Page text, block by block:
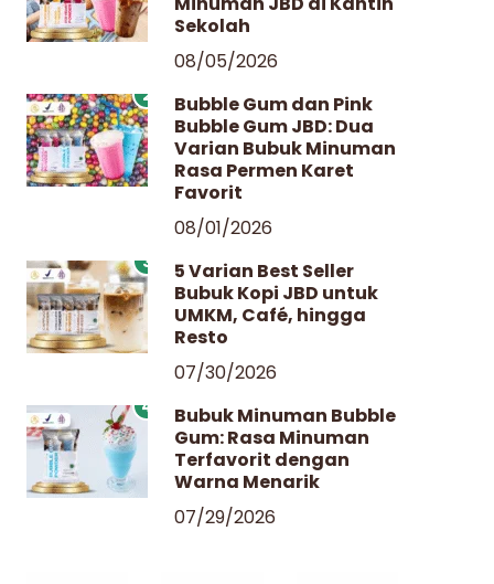
Sekolah
08/05/2026
2
Bubble Gum dan Pink
Bubble Gum JBD: Dua
Varian Bubuk Minuman
Rasa Permen Karet
Favorit
08/01/2026
3
5 Varian Best Seller
Bubuk Kopi JBD untuk
UMKM, Café, hingga
Resto
07/30/2026
4
Bubuk Minuman Bubble
Gum: Rasa Minuman
Terfavorit dengan
Warna Menarik
07/29/2026